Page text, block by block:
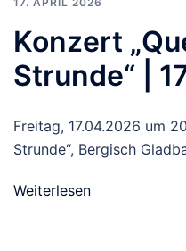
Konzert
Strunde“ |
Freitag, 17.04.2026 um
Strunde“, Bergisch
Weiterlesen